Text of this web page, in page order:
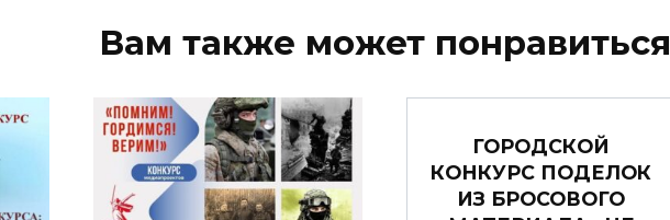
Вам также может понравиться
ГОРОДСКОЙ
КОНКУРС ПОДЕЛОК
ИЗ БРОСОВОГО